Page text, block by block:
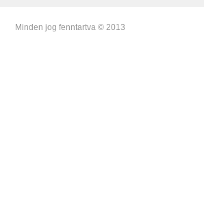
Minden jog fenntartva © 2013